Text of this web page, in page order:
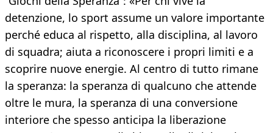
detenzione, lo sport assume un valore importante
perché educa al rispetto, alla disciplina, al lavoro
di squadra; aiuta a riconoscere i propri limiti e a
scoprire nuove energie. Al centro di tutto rimane
la speranza: la speranza di qualcuno che attende
oltre le mura, la speranza di una conversione
interiore che spesso anticipa la liberazione